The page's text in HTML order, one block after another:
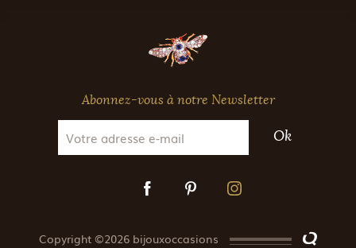
Abonnez-vous à notre Newsletter
Ok
Copyright ©2026 bijouxoccasions